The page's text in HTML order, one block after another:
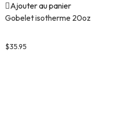
Ajouter au panier
Gobelet isotherme 20oz
$35.95